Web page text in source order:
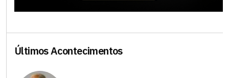
Últimos Acontecimentos